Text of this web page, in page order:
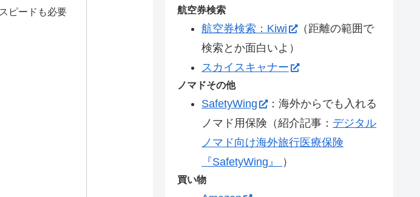
ピードも必要
航空券検索
航空券検索：Kiwi
（距離の範囲で
検索とか面白いよ）
スカイスキャナー
ノマドその他
SafetyWing
：海外からでも入れる
ノマド用保険（紹介記事： デジタル
ノマド向け海外旅行医療保険
『SafetyWing』
）
買い物